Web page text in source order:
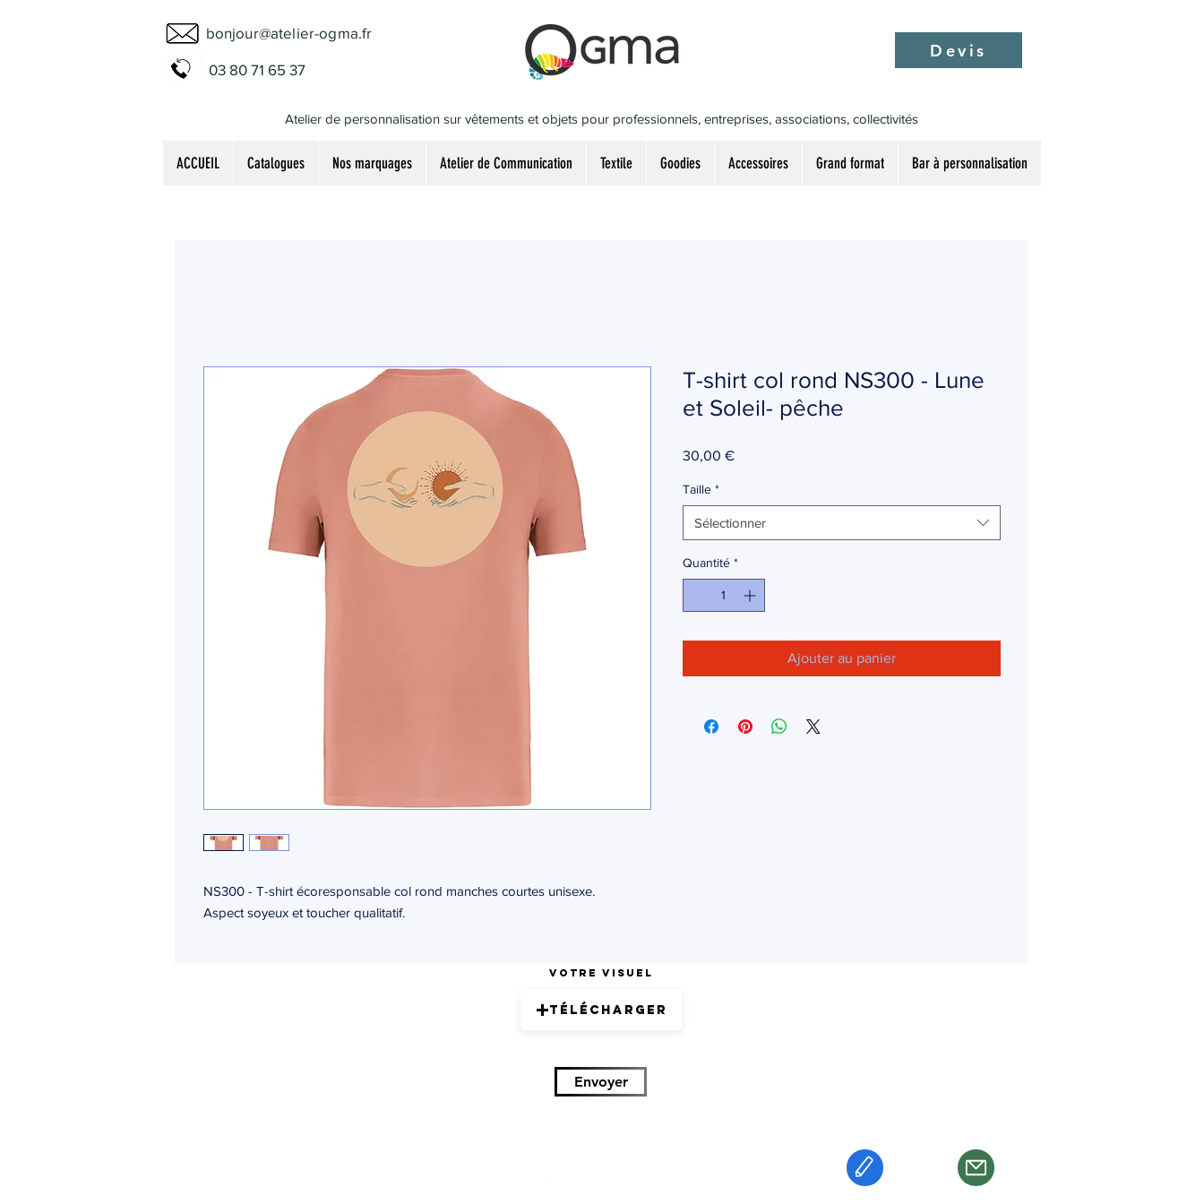
bonjour@atelier-ogma.fr
03 80 71 65 37
Devis
Atelier de personnalisation sur vêtements et objets pour professionnels, entreprises, associations, collectivités
ACCUEIL Catalogues Nos marquages Atelier de Communication Textile Goodies Accessoires Grand format Bar à personnalisation
NS300 - T-shirt écoresponsable col rond manches courtes unisexe.
Aspect soyeux et toucher qualitatif.
T-shirt col rond NS300 - Lune
et Soleil- pêche
30,00 €Prix
Taille *
Sélectionner
Quantité *
Ajouter au panier
Votre visuel
Télécharger
Envoyer